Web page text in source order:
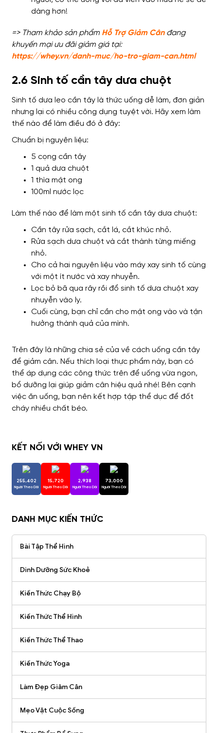
dàng hơn!
=> Tham khảo sản phẩm Hỗ Trợ Giảm Cân đang
khuyến mại ưu đãi giảm giá tại:
https://whey.vn/danh-muc/ho-tro-giam-can.html
2.6 Sinh tố cần tây dưa chuột
Sinh tố dưa leo cần tây là thức uống dễ làm, đơn giản
nhưng lại có nhiều công dụng tuyệt vời. Hãy xem làm
thế nào để làm điều đó ở đây:
Chuẩn bị nguyên liệu:
5 cọng cần tây
1 quả dưa chuột
1 thìa mật ong
100ml nước lọc
Làm thế nào để làm một sinh tố cần tây dưa chuột:
Cần tây rửa sạch, cắt lá, cắt khúc nhỏ.
Rửa sạch dưa chuột và cắt thành từng miếng
nhỏ.
Cho cả hai nguyên liệu vào máy xay sinh tố cùng
với một ít nước và xay nhuyễn.
Lọc bỏ bã qua rây rồi đổ sinh tố dưa chuột xay
nhuyễn vào ly.
Cuối cùng, bạn chỉ cần cho mật ong vào và tận
hưởng thành quả của mình.
Trên đây là những chia sẻ của về cách uống cần tây
để giảm cân. Nếu thích loại thực phẩm này, bạn có
thể áp dụng các công thức trên để uống vừa ngon,
bổ dưỡng lại giúp giảm cân hiệu quả nhé! Bên cạnh
việc ăn uống, bạn nên kết hợp tập thể dục để đốt
cháy nhiều chất béo.
KẾT NỐI VỚI WHEY VN
255,402
Người Theo Dõi
15,720
Người Theo Dõi
2,938
Người Theo Dõi
73,000
Người Theo Dõi
DANH MỤC KIẾN THỨC
Bài Tập Thể Hình
Dinh Dưỡng Sức Khoẻ
Kiến Thức Chạy Bộ
Kiến Thức Thể Hình
Kiến Thức Thể Thao
Kiến Thức Yoga
Làm Đẹp Giảm Cân
Mẹo Vặt Cuộc Sống